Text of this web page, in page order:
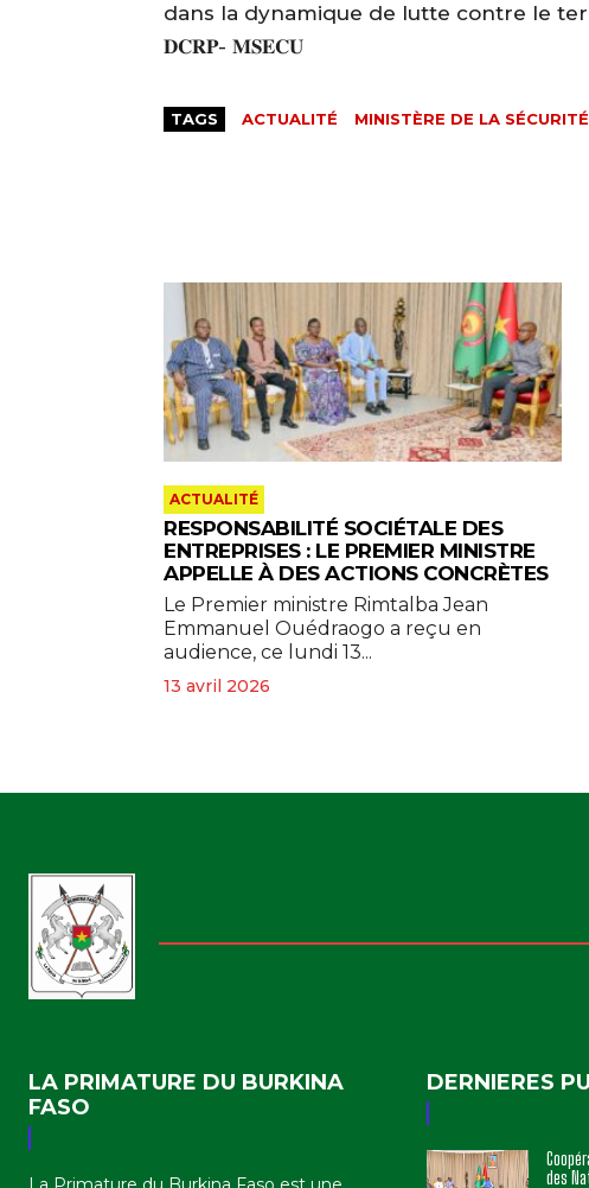
dans la dynamique de lutte contre le
𝐃𝐂𝐑𝐏- 𝐌𝐒𝐄𝐂𝐔
TAGS ACTUALITÉ MINISTÈRE DE LA SÉCURITÉ
ACTUALITÉ
RESPONSABILITÉ SOCIÉTALE DES
ENTREPRISES : LE PREMIER MINISTRE
APPELLE À DES ACTIONS CONCRÈTES
Le Premier ministre Rimtalba Jean
Emmanuel Ouédraogo a reçu en
audience, ce lundi 13...
13 avril 2026
LA PRIMATURE DU BURKINA
FASO
DERNIERES
des